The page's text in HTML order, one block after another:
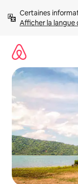
directement
Afficher la langue